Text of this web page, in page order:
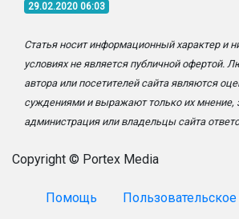
29.02.2020 06:03
Статья носит информационный характер и
условиях не является публичной офертой.
автора или посетителей сайта являются
суждениями и выражают только их мнение,
администрация или владельцы сайта
Copyright © Portex Media
Помощь